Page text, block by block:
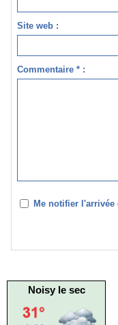
Site web :
Commentaire * :
Me notifier l'arrivée
Noisy le sec